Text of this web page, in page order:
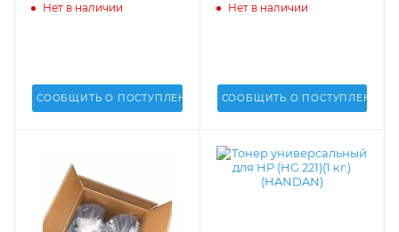
Нет в наличии
СООБЩИТЬ О ПОСТУПЛЕНИИ
Нет в наличии
СООБЩИТЬ О ПОСТУПЛЕНИИ